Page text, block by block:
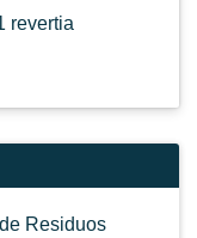
revertia
Residuos